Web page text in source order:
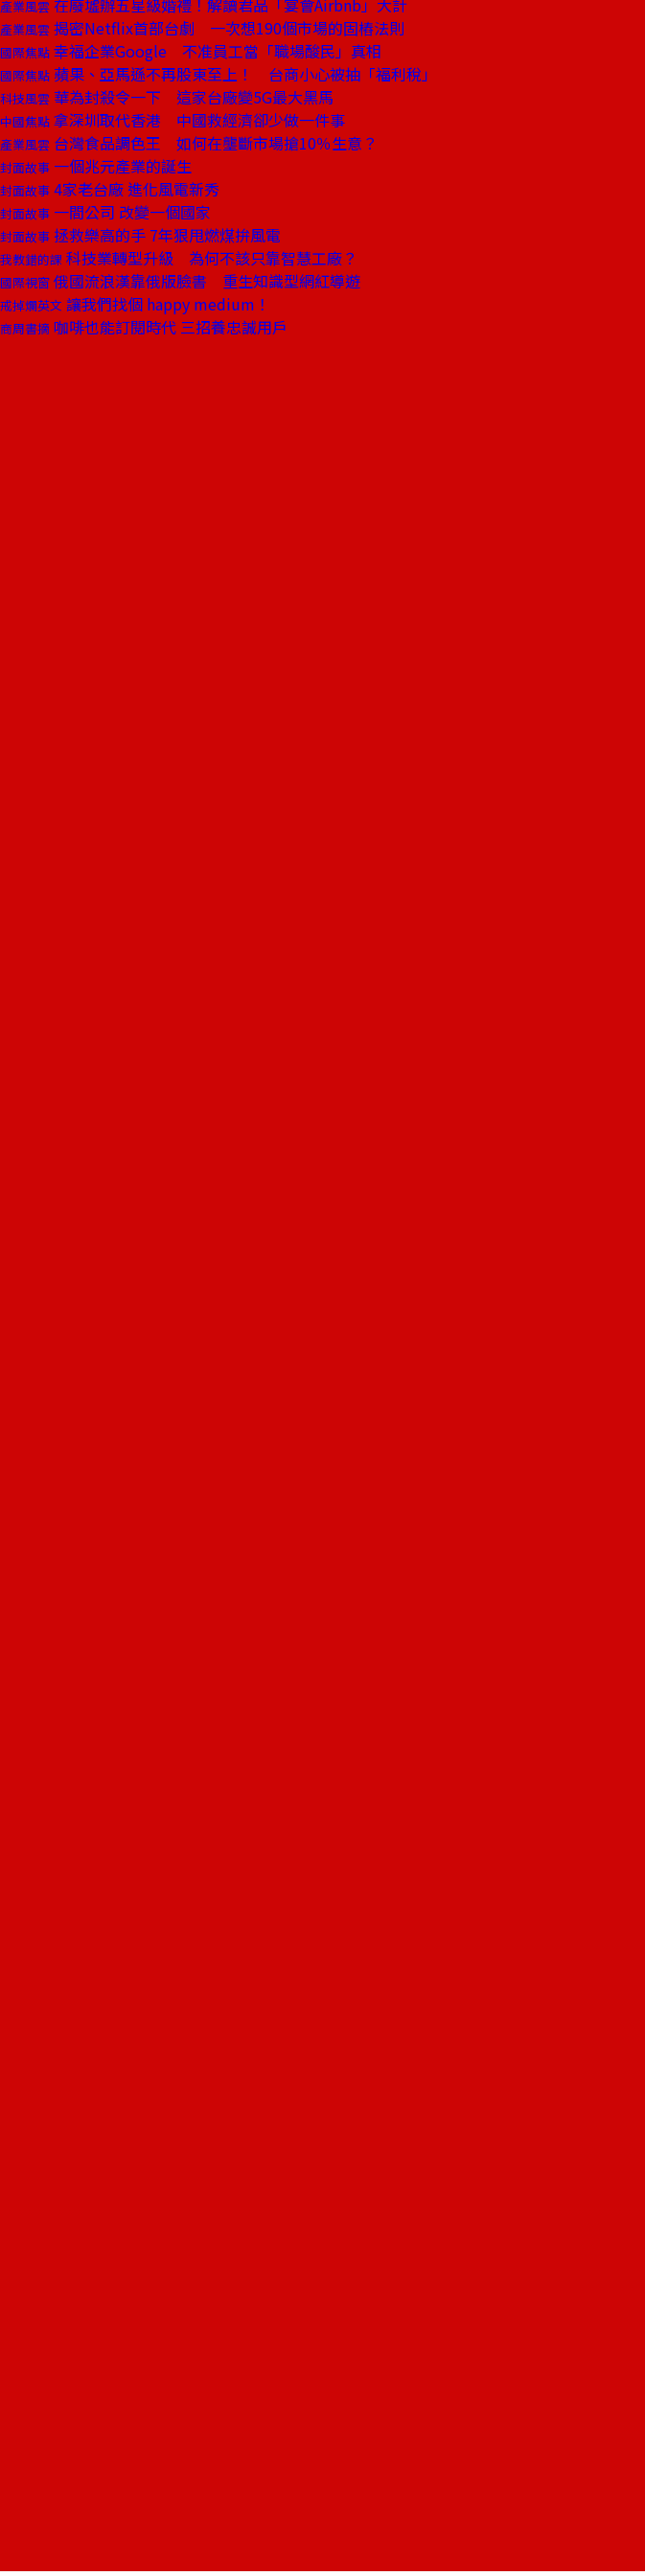
產業風雲 在廢墟辦五星級婚禮！解讀君品「宴會Airbnb」大計
產業風雲 揭密Netflix首部台劇 一次想190個市場的固樁法則
國際焦點 幸福企業Google 不准員工當「職場酸民」真相
國際焦點 蘋果、亞馬遜不再股東至上！ 台商小心被抽「福利稅」
科技風雲 華為封殺令一下 這家台廠變5G最大黑馬
中國焦點 拿深圳取代香港 中國救經濟卻少做一件事
產業風雲 台灣食品調色王 如何在壟斷市場搶10％生意？
封面故事 一個兆元產業的誕生
封面故事 4家老台廠 進化風電新秀
封面故事 一間公司 改變一個國家
封面故事 拯救樂高的手 7年狠甩燃煤拚風電
我教錯的課 科技業轉型升級 為何不該只靠智慧工廠？
國際視窗 俄國流浪漢靠俄版臉書 重生知識型網紅導遊
戒掉爛英文 讓我們找個 happy medium！
商周書摘 咖啡也能訂閱時代 三招養忠誠用戶